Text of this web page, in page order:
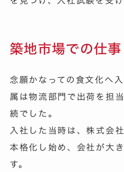
築地市場での仕事
念願かなっての食文化へ
属は物流部門で出荷を担
続でした。
入社した当時は、株式会
本格化し始め、会社が大
す。